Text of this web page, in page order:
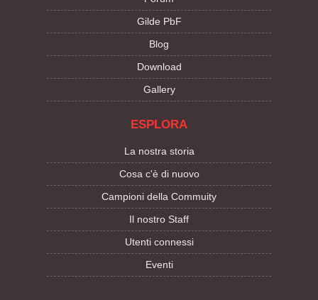
Gilde PbF
Blog
Download
Gallery
ESPLORA
La nostra storia
Cosa c'è di nuovo
Campioni della Commuity
Il nostro Staff
Utenti connessi
Eventi